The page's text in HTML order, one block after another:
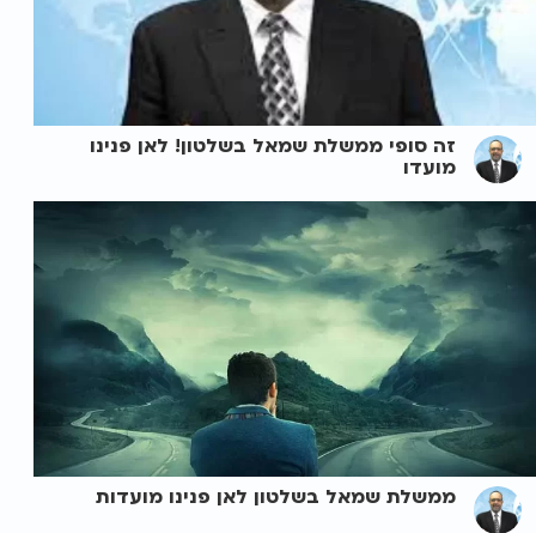
זה סופי ממשלת שמאל בשלטון! לאן פנינו
מועדו
ממשלת שמאל בשלטון לאן פנינו מועדות